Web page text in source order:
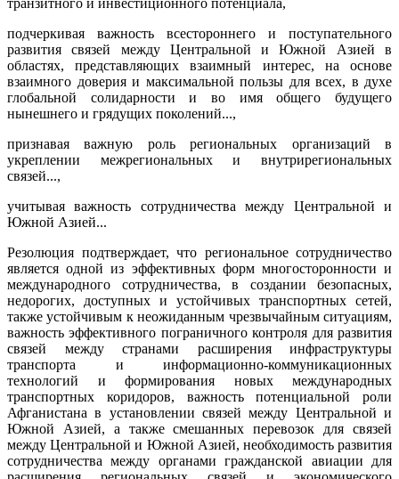
подчеркивая важность всестороннего и поступательного
развития связей между Центральной и Южной Азией в
областях, представляющих взаимный интерес, на основе
взаимного доверия и максимальной пользы для всех, в духе
глобальной солидарности и во имя общего будущего
нынешнего и грядущих поколений...,
признавая важную роль региональных организаций в
укреплении межрегиональных и внутрирегиональных
связей...,
учитывая важность сотрудничества между Центральной и
Южной Азией...
Резолюция подтверждает, что региональное сотрудничество
является одной из эффективных форм многосторонности и
международного сотрудничества, в создании безопасных,
недорогих, доступных и устойчивых транспортных сетей,
также устойчивым к неожиданным чрезвычайным ситуациям,
важность эффективного пограничного контроля для развития
связей между странами расширения инфраструктуры
транспорта и информационно-коммуникационных
технологий и формирования новых международных
транспортных коридоров, важность потенциальной роли
Афганистана в установлении связей между Центральной и
Южной Азией, а также смешанных перевозок для связей
между Центральной и Южной Азией, необходимость развития
сотрудничества между органами гражданской авиации для